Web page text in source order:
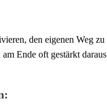
den eigenen Weg
Ende oft gestärkt